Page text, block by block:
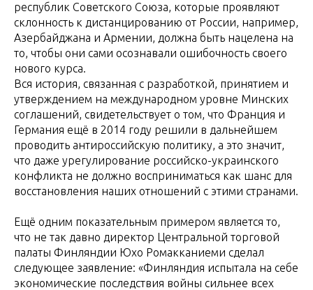
республик Советского Союза, которые проявляют
склонность к дистанцированию от России, например,
Азербайджана и Армении, должна быть нацелена на
то, чтобы они сами осознавали ошибочность своего
нового курса.
Вся история, связанная с разработкой, принятием и
утверждением на международном уровне Минских
соглашений, свидетельствует о том, что Франция и
Германия ещё в 2014 году решили в дальнейшем
проводить антироссийскую политику, а это значит,
что даже урегулирование российско-украинского
конфликта не должно восприниматься как шанс для
восстановления наших отношений с этими странами.
Ещё одним показательным примером является то,
что не так давно директор Центральной торговой
палаты Финляндии Юхо Ромакканиеми сделал
следующее заявление: «Финляндия испытала на себе
экономические последствия войны сильнее всех